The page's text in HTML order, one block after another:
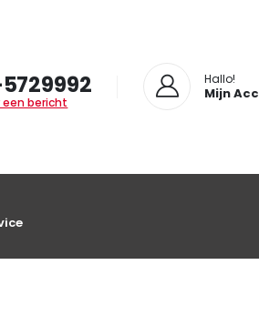
bericht
Hallo!
Mijn